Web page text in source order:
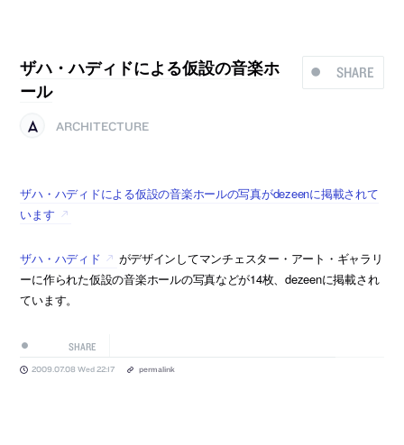
SHARE
ザハ・ハディドによる仮設の音楽ホ
ール
ARCHITECTURE
ザハ・ハディドによる仮設の音楽ホールの写真がdezeenに掲載されて
います
ザハ・ハディド
がデザインしてマンチェスター・アート・ギャラリ
ーに作られた仮設の音楽ホールの写真などが14枚、dezeenに掲載され
ています。
SHARE
2009.07.08 Wed 22:17 permalink